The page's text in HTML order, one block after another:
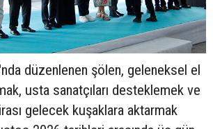
düzenlenen şölen, geleneksel el
usta sanatçıları desteklemek ve
gelecek kuşaklara aktarmak